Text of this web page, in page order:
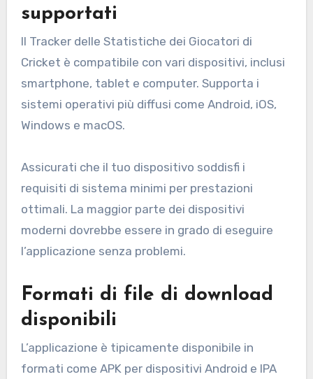
supportati
Il Tracker delle Statistiche dei Giocatori di
Cricket è compatibile con vari dispositivi, inclusi
smartphone, tablet e computer. Supporta i
sistemi operativi più diffusi come Android, iOS,
Windows e macOS.
Assicurati che il tuo dispositivo soddisfi i
requisiti di sistema minimi per prestazioni
ottimali. La maggior parte dei dispositivi
moderni dovrebbe essere in grado di eseguire
l’applicazione senza problemi.
Formati di file di download
disponibili
L’applicazione è tipicamente disponibile in
formati come APK per dispositivi Android e IPA